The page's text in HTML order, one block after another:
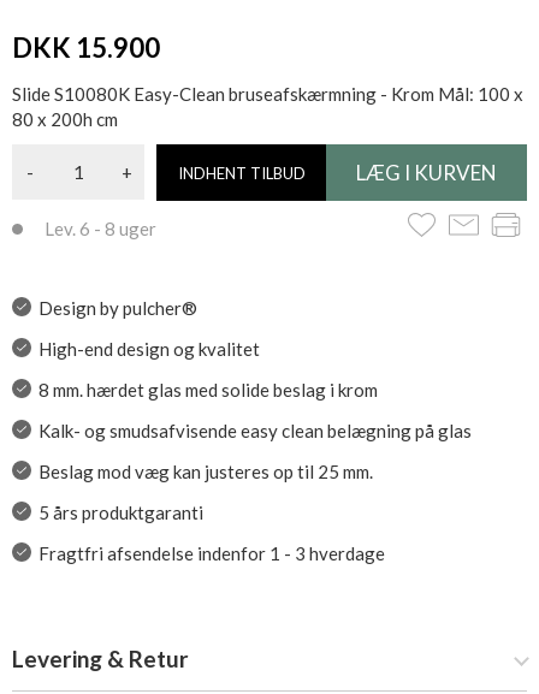
DKK 15.900
Slide S10080K Easy-Clean bruseafskærmning - Krom Mål: 100 x
80 x 200h cm
- + INDHENT TILBUD
Lev. 6 - 8 uger
Design by pulcher®
High-end design og kvalitet
8 mm. hærdet glas med solide beslag i krom
Kalk- og smudsafvisende easy clean belægning på glas
Beslag mod væg kan justeres op til 25 mm.
5 års produktgaranti
Fragtfri afsendelse indenfor 1 - 3 hverdage
Levering & Retur